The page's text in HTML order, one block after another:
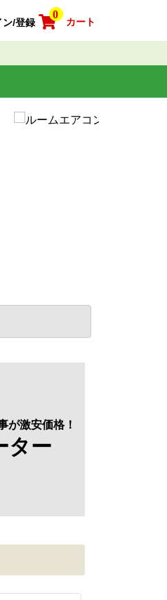
ン/登録
0
カート
が激安価格！
ター